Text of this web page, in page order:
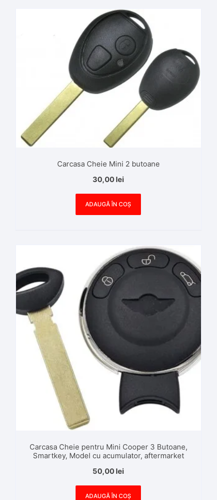
Carcasa Cheie Mini 2 butoane
30,00 lei
ADAUGĂ ÎN COȘ
Carcasa Cheie pentru Mini Cooper 3 Butoane,
Smartkey, Model cu acumulator, aftermarket
50,00 lei
ADAUGĂ ÎN COȘ